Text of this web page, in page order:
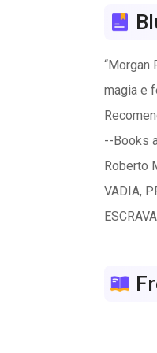
“Morgan
magia e
--Books
Roberto
VADIA,
são
O